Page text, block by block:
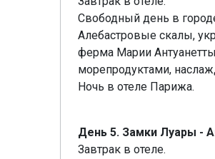
Свободный день в
Алебастровые скалы,
ферма Марии
морепродуктами,
Ночь в отеле Парижа.
День 5. Замки Луары -
Завтрак в отеле.